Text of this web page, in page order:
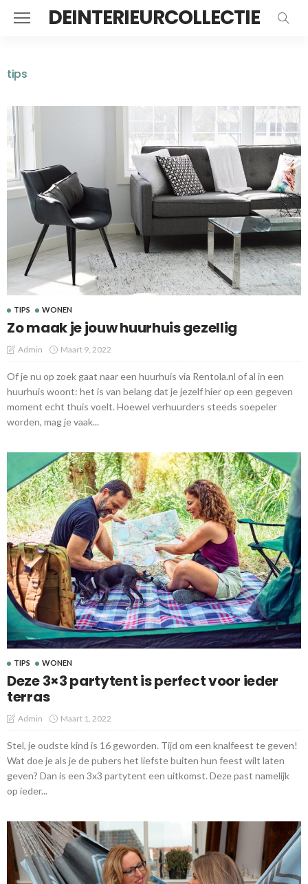
DEINTERIEURCOLLECTIE
tips
TIPS WONEN
Zo maak je jouw huurhuis gezellig
Admin Maart 9, 2022
Of je nu op zoek gaat naar een huurhuis via Rentola.nl of al in een
huurhuis woont: het is van belang dat je jezelf hier op een gegeven
moment echt thuis voelt. Hoewel verhuurders steeds soepeler
worden, mag je vaak...
TIPS WONEN
Deze 3×3 partytent is perfect voor ieder
terras
Admin Maart 1, 2022
Stel, je oudste kind is 16 geworden. Tijd om een knalfeest te geven!
Wat doe je als je de pubers het liefste buiten hun feest wilt laten
geven? Dan is een 3x3 partytent een uitkomst. Deze past namelijk
op ieder...